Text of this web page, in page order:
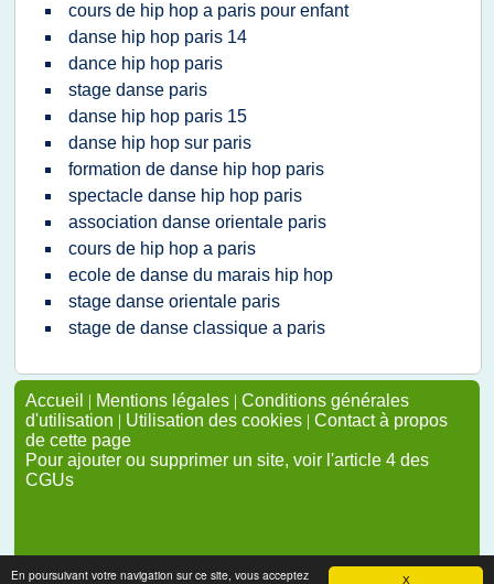
X
En poursuivant votre navigation sur ce site, vous acceptez
cours de hip hop a paris pour enfant
danse hip hop paris 14
dance hip hop paris
stage danse paris
danse hip hop paris 15
danse hip hop sur paris
formation de danse hip hop paris
spectacle danse hip hop paris
association danse orientale paris
cours de hip hop a paris
ecole de danse du marais hip hop
stage danse orientale paris
stage de danse classique a paris
Accueil | Mentions légales | Conditions générales
d'utilisation | Utilisation des cookies | Contact à propos
de cette page
Pour ajouter ou supprimer un site, voir l'article 4 des
CGUs